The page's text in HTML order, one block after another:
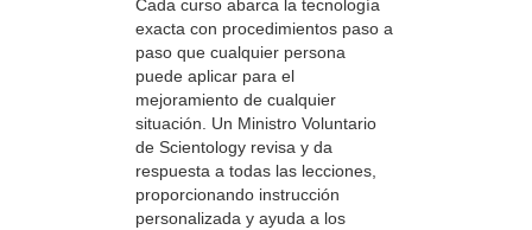
Cada curso abarca la tecnología
exacta con procedimientos paso a
paso que cualquier persona
puede aplicar para el
mejoramiento de cualquier
situación. Un Ministro Voluntario
de Scientology revisa y da
respuesta a todas las lecciones,
proporcionando instrucción
personalizada y ayuda a los